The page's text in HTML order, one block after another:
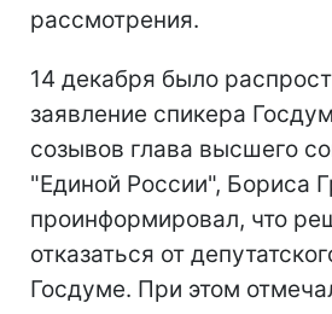
рассмотрения.
14 декабря было
заявление спикера
созывов глава высшего
"Единой России", Бориса
проинформировал, что
отказаться от
Госдуме. При этом